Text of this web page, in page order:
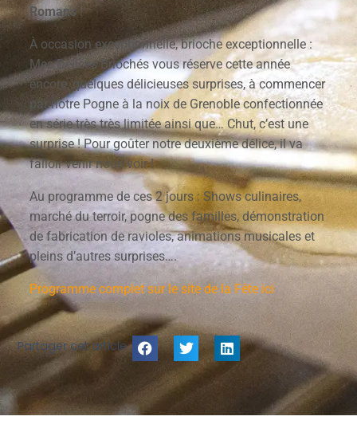
Romans!
À occasion exceptionnelle, brioche exceptionnelle :
Mes Délices Briochés vous réserve cette année
encore, quelques délicieuses surprises, à commencer
par notre Pogne à la noix de Grenoble confectionnée
en série très très limitée ainsi que… Chut, c’est une
surprise ! Pour goûter notre deuxième délice, il va
falloir venir nous voir !
Au programme de ces 2 jours : Shows culinaires,
marché du terroir, pogne des familles, démonstration
de fabrication de ravioles, animations musicales et
pleins d’autres surprises….
Programme complet sur le site de la Fête ici
Partager cet article :